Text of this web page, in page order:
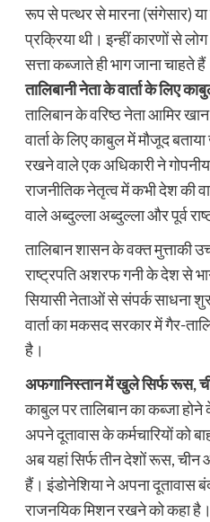
रूप से पत्थर से मारना (संगेसार)
प्रक्रिया थी। इन्हीं कारणों से
सत्ता कब्जाते ही भाग जाना चाहते
तालिबानी नेता के वार्ता के लिए
तालिबान के वरिष्ठ नेता आमिर
वार्ता के लिए काबुल में मौजूद बताया
रखने वाले एक अधिकारी ने
राजनीतिक नेतृत्व में कभी देश की
वाले अब्दुल्ला अब्दुल्ला और पूर्व
तालिबान शासन के वक्त मुत्ताकी
राष्ट्रपति अशरफ गनी के देश से
सियासी नेताओं से संपर्क साधना
वार्ता का मकसद सरकार में गैर-
है।
अफगानिस्तान में खुले सिर्फ रूस,
काबुल पर तालिबान का कब्जा
अपने दूतावास के कर्मचारियों को
अब यहां सिर्फ तीन देशों रूस,
हैं। इंडोनेशिया ने अपना दूतावास
राजनयिक मिशन रखने को कहा है।